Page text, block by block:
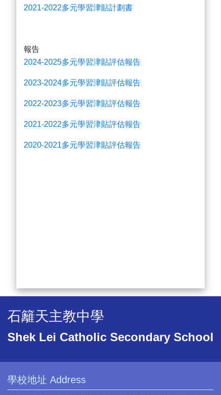
2021-2022多元學習津貼計劃書
報告
2024-2025多元學習津貼評估報告
2023-2024多元學習津貼評估報告
2022-2023多元學習津貼評估報告
2021-2022多元學習津貼評估報告
2020-2021多元學習津貼評估報告
石籬天主教中學
Shek Lei Catholic Secondary School
學校地址 Address